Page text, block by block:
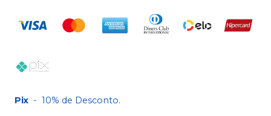
Pix - 10% de Desconto.